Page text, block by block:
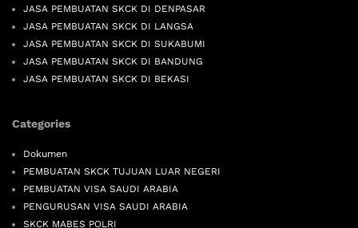
JASA PEMBUATAN SKCK DI DENPASAR
JASA PEMBUATAN SKCK DI LANGSA
JASA PEMBUATAN SKCK DI SUKABUMI
JASA PEMBUATAN SKCK DI BANDUNG
JASA PEMBUATAN SKCK DI BEKASI
Categories
Dokumen
PEMBUATAN SKCK TUJUAN LUAR NEGERI
PEMBUATAN VISA SAUDI ARABIA
PENGURUSAN VISA SAUDI ARABIA
SKCK MABES POLRI